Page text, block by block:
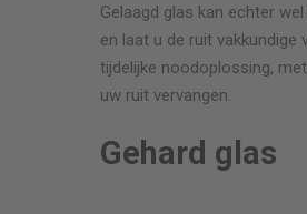
Gelaagd glas kan echter
en laat u de ruit vakkundige
tijdelijke noodoplossing,
uw ruit vervangen.
Gehard glas